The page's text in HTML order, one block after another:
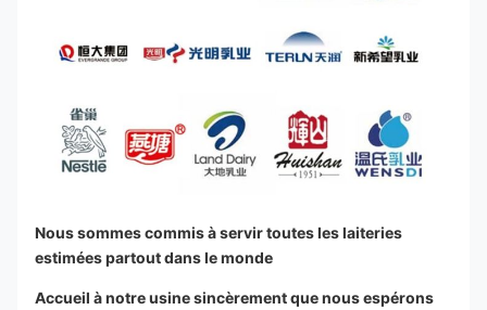
Nous sommes commis à servir toutes les laiteries
estimées partout dans le monde
Accueil à notre usine sincèrement que nous espérons